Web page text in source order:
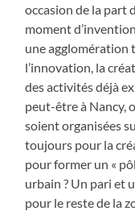
occasion de la part
moment
une agglomération
l’innovation, la
des activités déjà
peut-être à Nancy,
soient organisées
toujours pour la
pour former un «
urbain ? Un pari et
pour le reste de la